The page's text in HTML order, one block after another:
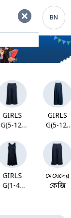
BN
GIRLS
G(5-12)
GIRLS
G(5-12)
GIRLS
G(1-4)
মেয়েদের
কেজি